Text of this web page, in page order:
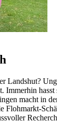
Landshut?
Immerhin hasst
macht in
Flohmarkt-